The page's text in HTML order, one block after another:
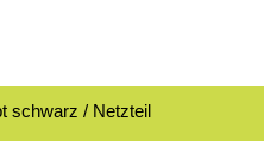
schwarz / Netzteil